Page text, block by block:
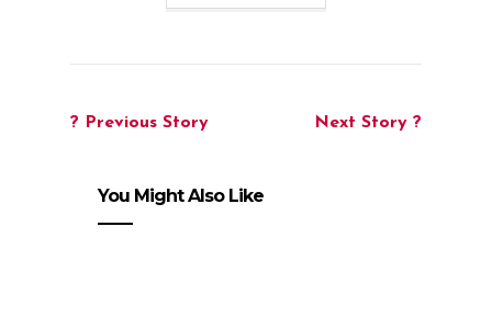
? Previous Story Next Story ?
You Might Also Like